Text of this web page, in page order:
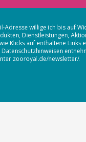
Adresse willige ich bis auf
Dienstleistungen,
Klicks auf enthaltene
zooroyal.de/newsletter/.